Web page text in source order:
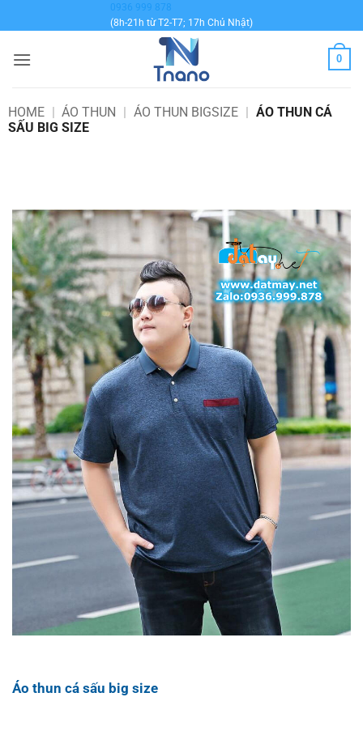
qua
dung
0936 999 878
(8h-21h từ T2-T7; 17h Chủ Nhật)
0
HOME | ÁO THUN | ÁO THUN BIGSIZE | ÁO THUN CÁ
SẤU BIG SIZE
Áo thun cá sấu big size